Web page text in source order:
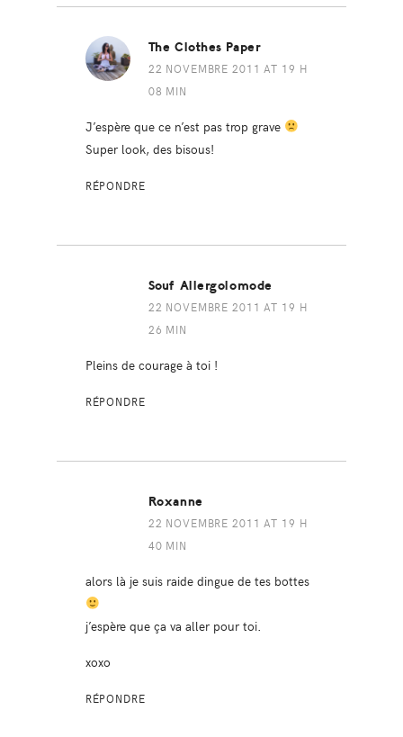
The Clothes Paper
22 NOVEMBRE 2011 AT 19 H
08 MIN
J’espère que ce n’est pas trop grave
Super look, des bisous!
RÉPONDRE
Souf Allergolomode
22 NOVEMBRE 2011 AT 19 H
26 MIN
Pleins de courage à toi !
RÉPONDRE
Roxanne
22 NOVEMBRE 2011 AT 19 H
40 MIN
alors là je suis raide dingue de tes bottes
j’espère que ça va aller pour toi.
xoxo
RÉPONDRE